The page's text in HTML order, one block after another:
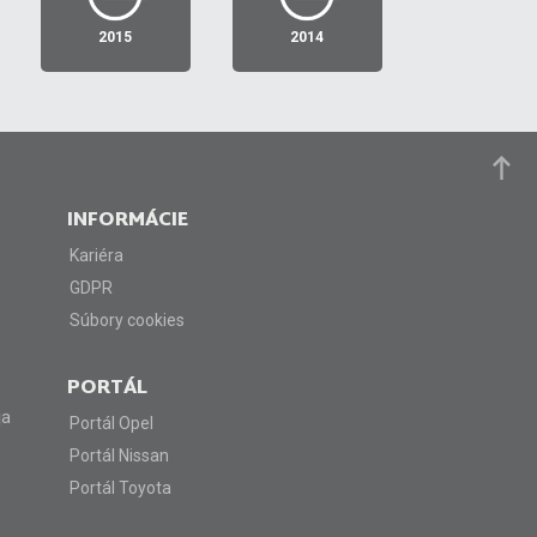
2015
CRM effort and
strategy
2014
1. miesto Slovenská
republika
INFORMÁCIE
Kariéra
GDPR
Súbory cookies
PORTÁL
Portál Opel
Portál Nissan
Portál Toyota